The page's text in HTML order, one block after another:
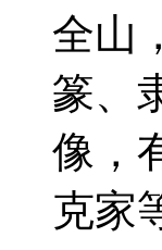
全山
篆、
像，
克家